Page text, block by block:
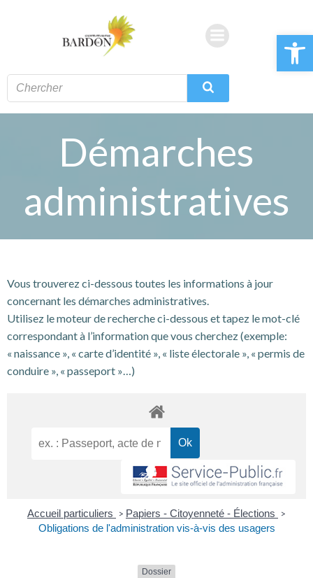
Ouvrir
Démarches
administratives
Vous trouverez ci-dessous toutes les informations à jour
concernant les démarches administratives.
Utilisez le moteur de recherche ci-dessous et tapez le mot-clé
correspondant à l’information que vous cherchez (exemple:
« naissance », « carte d’identité », « liste électorale », « permis de
conduire », « passeport »…)
Accueil particuliers > Papiers - Citoyenneté - Élections >
Obligations de l'administration vis-à-vis des usagers
Dossier